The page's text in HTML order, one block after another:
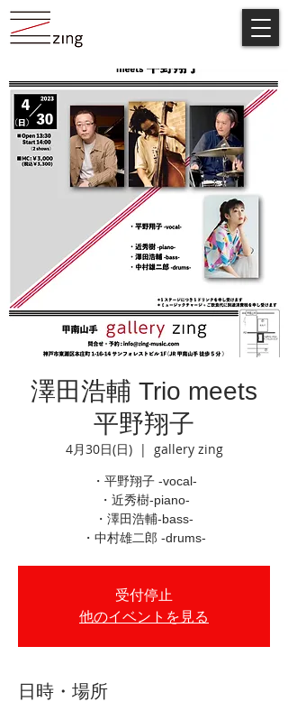
澤田浩輔 Trio meets
平野翔子
4月30日(日)
  |
gallery zing
・平野翔子 -vocal-
・近秀樹-piano-
・澤田浩輔-bass-
・中村雄二郎 -drums-
受付停止
他のイベントを見る
日時・場所